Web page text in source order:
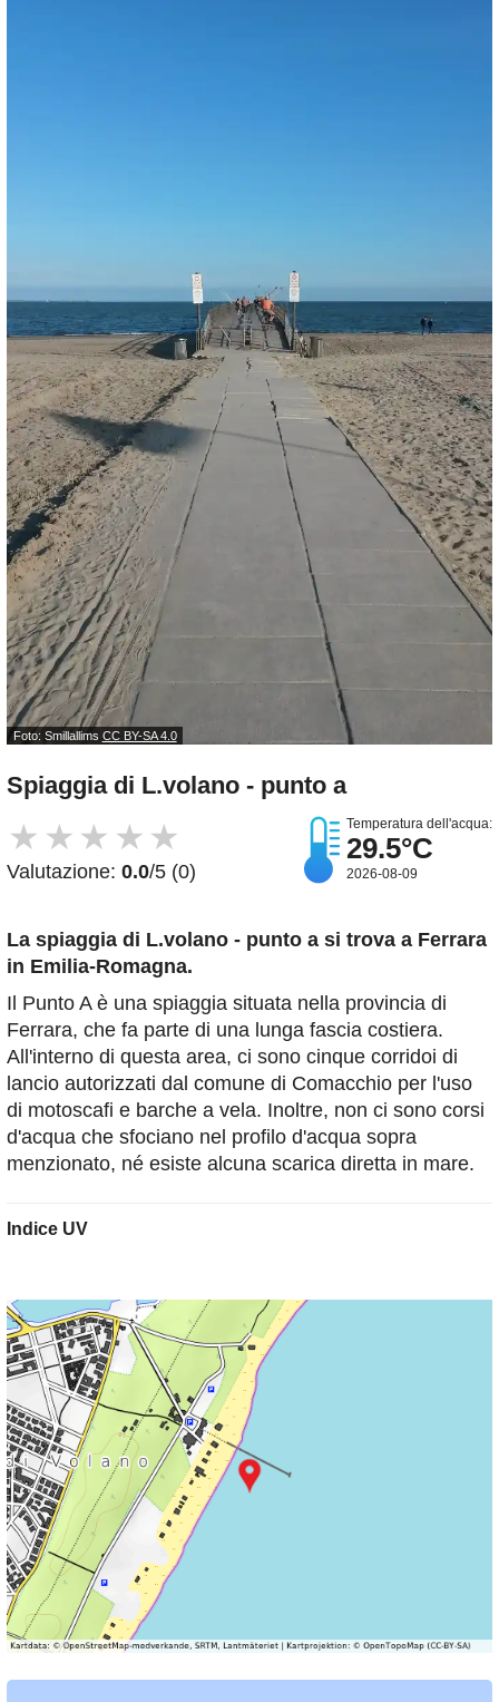
Foto: Smillallims CC BY-SA 4.0
Spiaggia di L.volano - punto a
★ ★ ★ ★ ★
Valutazione: 0.0/5 (0)
Temperatura dell'acqua:
29.5°C
2026-08-09
La spiaggia di L.volano - punto a si trova a Ferrara
in Emilia-Romagna.
Il Punto A è una spiaggia situata nella provincia di
Ferrara, che fa parte di una lunga fascia costiera.
All'interno di questa area, ci sono cinque corridoi di
lancio autorizzati dal comune di Comacchio per l'uso
di motoscafi e barche a vela. Inoltre, non ci sono corsi
d'acqua che sfociano nel profilo d'acqua sopra
menzionato, né esiste alcuna scarica diretta in mare.
Indice UV